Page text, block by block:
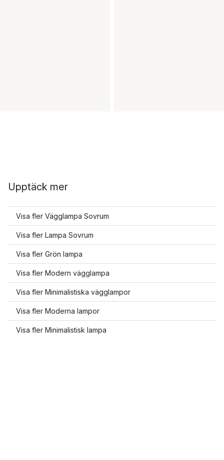
Upptäck mer
Visa fler Vägglampa Sovrum
Visa fler Lampa Sovrum
Visa fler Grön lampa
Visa fler Modern vägglampa
Visa fler Minimalistiska vägglampor
Visa fler Moderna lampor
Visa fler Minimalistisk lampa